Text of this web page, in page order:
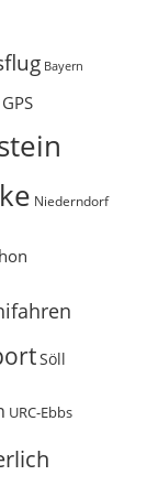
Bayern
GPS
Niederndorf
Söll
URC-Ebbs